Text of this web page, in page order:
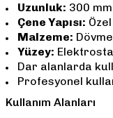
Uzunluk: 300 mm
Çene Yapısı:
Malzeme:
Yüzey:
Dar alanlarda
Profesyonel
Kullanım Alanları